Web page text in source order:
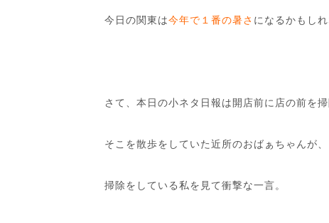
今日の関東は今年で１番の暑さ になるかもし
さて、本日の小ネタ日報は開店前に店の前を掃
そこを散歩をしていた近所のおばぁちゃんが、
掃除をしている私を見て衝撃な一言。